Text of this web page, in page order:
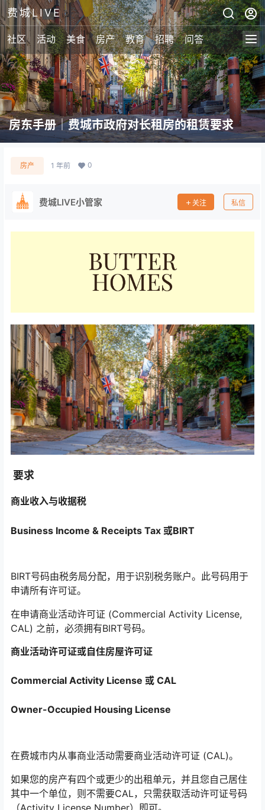
费城LIVE
社区 活动 美食 房产 教育 招聘 问答
房东手册｜费城市政府对长租房的租赁要求
房产 1 年前 0
费城LIVE小管家 关注 私信
要求
商业收入与收据税
Business Income & Receipts Tax 或BIRT
BIRT号码由税务局分配，用于识别税务账户。此号码用于
申请所有许可证。
在申请商业活动许可证 (Commercial Activity License,
CAL) 之前，必须拥有BIRT号码。
商业活动许可证或自住房屋许可证
Commercial Activity License 或 CAL
Owner-Occupied Housing License
在费城市内从事商业活动需要商业活动许可证 (CAL)。
如果您的房产有四个或更少的出租单元，并且您自己居住
其中一个单位，则不需要CAL，只需获取活动许可证号码
（Activity License Number）即可。